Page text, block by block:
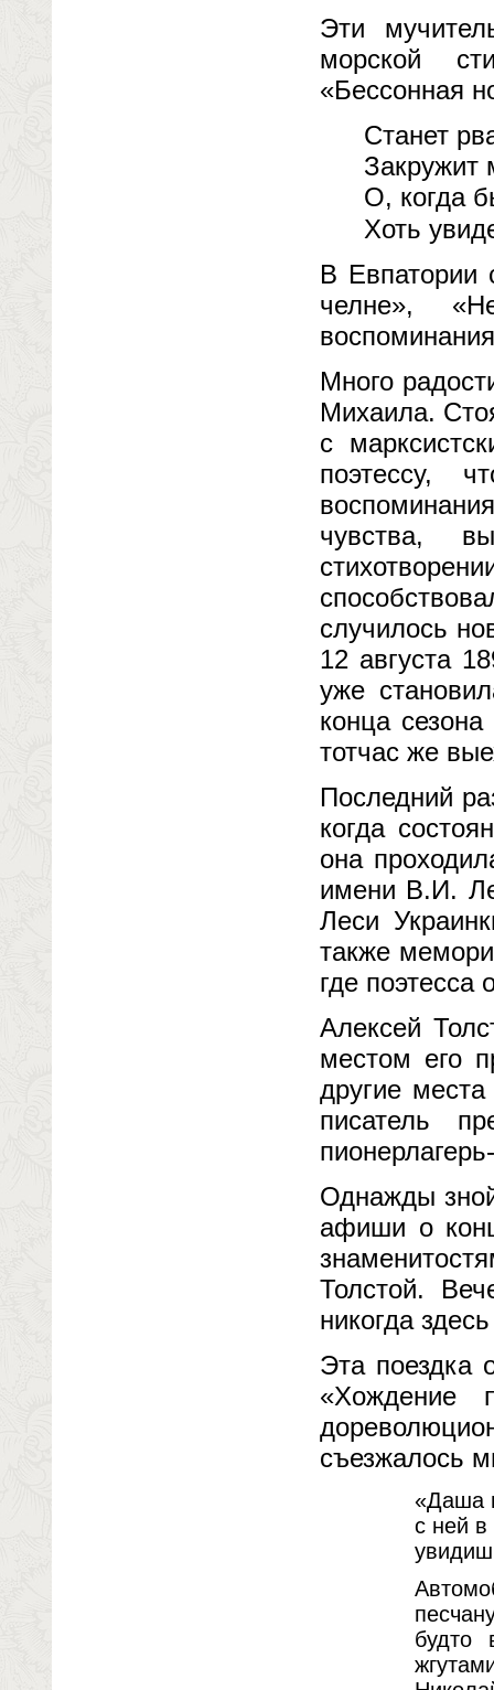
Эти
морской
«Бессонная
Станет
Закружит
О, когда
Хоть
В Евпатории
челне»,
Много
Михаила.
с
поэтессу,
чувства,
случилось
12 августа
уже
конца
тотчас же
Последний
когда
она
имени В.И.
Леси
также
где поэтесса
Алексей
местом его
другие
писатель
Однажды
афиши о
Толстой.
никогда
Эта поездка
«Хождение
съезжалось
«Даша
с ней
будто